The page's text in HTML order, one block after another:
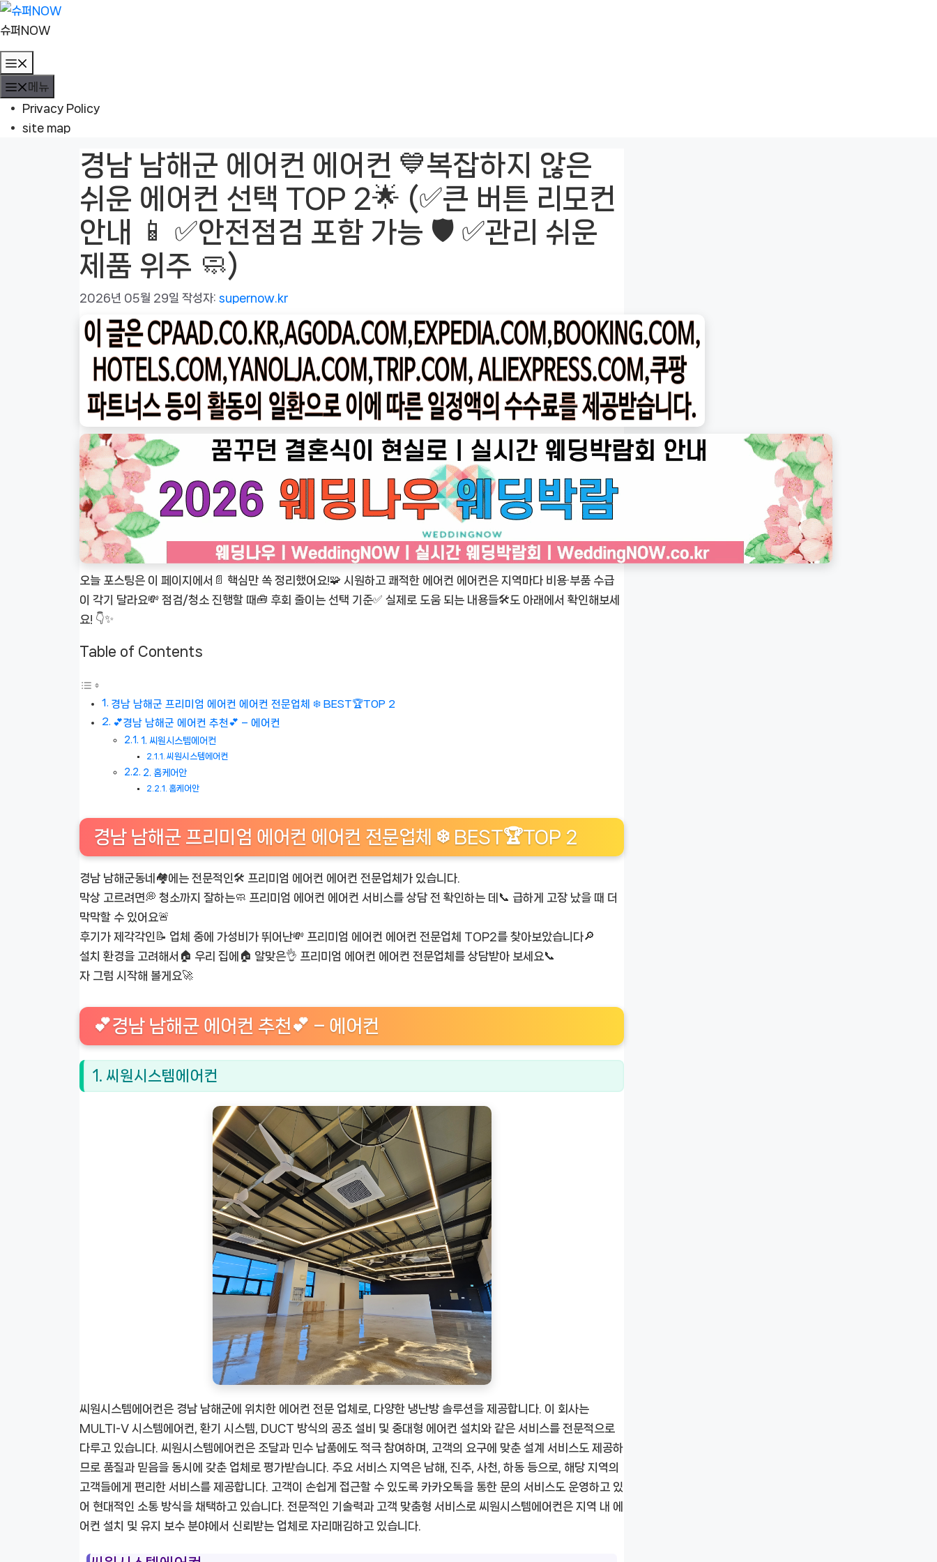
컨
텐
츠
로
건
슈퍼NOW
뉴
메뉴
Privacy Policy
site map
경남 남해군 에어컨 에어컨 💙복잡하지 않은
쉬운 에어컨 선택 TOP 2🌟 (✅큰 버튼 리모컨
안내 📱 ✅안전점검 포함 가능 🛡️ ✅관리 쉬운
제품 위주 🧼)
2026년 05월 29일 작성자: supernow.kr
오늘 포스팅은 이 페이지에서📄 핵심만 쏙 정리했어요!🧩 시원하고 쾌적한 에어컨 에어컨은 지역마다 비용·부품 수급
이 각기 달라요💸 점검/청소 진행할 때🧰 후회 줄이는 선택 기준✅ 실제로 도움 되는 내용들🛠️도 아래에서 확인해보세
요! 👇✨
Table of Contents
경남 남해군 프리미엄 에어컨 에어컨 전문업체 ❄️ BEST🏆TOP 2
💕경남 남해군 에어컨 추천💕 – 에어컨
1. 씨원시스템에어컨
씨원시스템에어컨
2. 홈케어안
홈케어안
경남 남해군 프리미엄 에어컨 에어컨 전문업체 ❄️ BEST🏆TOP 2
경남 남해군동네🏘️에는 전문적인🛠️ 프리미엄 에어컨 에어컨 전문업체가 있습니다.
막상 고르려면💭 청소까지 잘하는🧼 프리미엄 에어컨 에어컨 서비스를 상담 전 확인하는 데📞 급하게 고장 났을 때 더
막막할 수 있어요🚨
후기가 제각각인📝 업체 중에 가성비가 뛰어난💸 프리미엄 에어컨 에어컨 전문업체 TOP2를 찾아보았습니다🔎
설치 환경을 고려해서🏠 우리 집에🏠 알맞은👌 프리미엄 에어컨 에어컨 전문업체를 상담받아 보세요📞
자 그럼 시작해 볼게요🚀
💕경남 남해군 에어컨 추천💕 – 에어컨
1. 씨원시스템에어컨
씨원시스템에어컨은 경남 남해군에 위치한 에어컨 전문 업체로, 다양한 냉난방 솔루션을 제공합니다. 이 회사는
MULTI-V 시스템에어컨, 환기 시스템, DUCT 방식의 공조 설비 및 중대형 에어컨 설치와 같은 서비스를 전문적으로
다루고 있습니다. 씨원시스템에어컨은 조달과 민수 납품에도 적극 참여하며, 고객의 요구에 맞춘 설계 서비스도 제공하
므로 품질과 믿음을 동시에 갖춘 업체로 평가받습니다. 주요 서비스 지역은 남해, 진주, 사천, 하동 등으로, 해당 지역의
고객들에게 편리한 서비스를 제공합니다. 고객이 손쉽게 접근할 수 있도록 카카오톡을 통한 문의 서비스도 운영하고 있
어 현대적인 소통 방식을 채택하고 있습니다. 전문적인 기술력과 고객 맞춤형 서비스로 씨원시스템에어컨은 지역 내 에
어컨 설치 및 유지 보수 분야에서 신뢰받는 업체로 자리매김하고 있습니다.